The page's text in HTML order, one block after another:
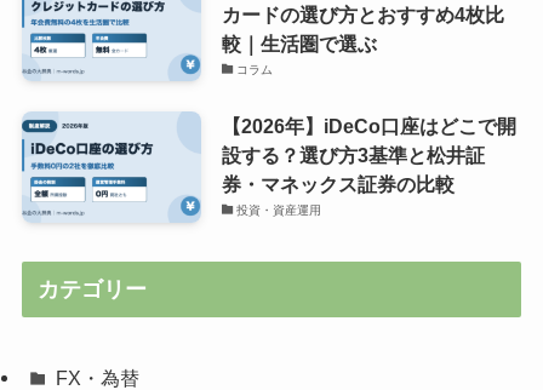
カードの選び方とおすすめ4枚比
較｜生活圏で選ぶ
コラム
【2026年】iDeCo口座はどこで開
設する？選び方3基準と松井証
券・マネックス証券の比較
投資・資産運用
カテゴリー
FX・為替